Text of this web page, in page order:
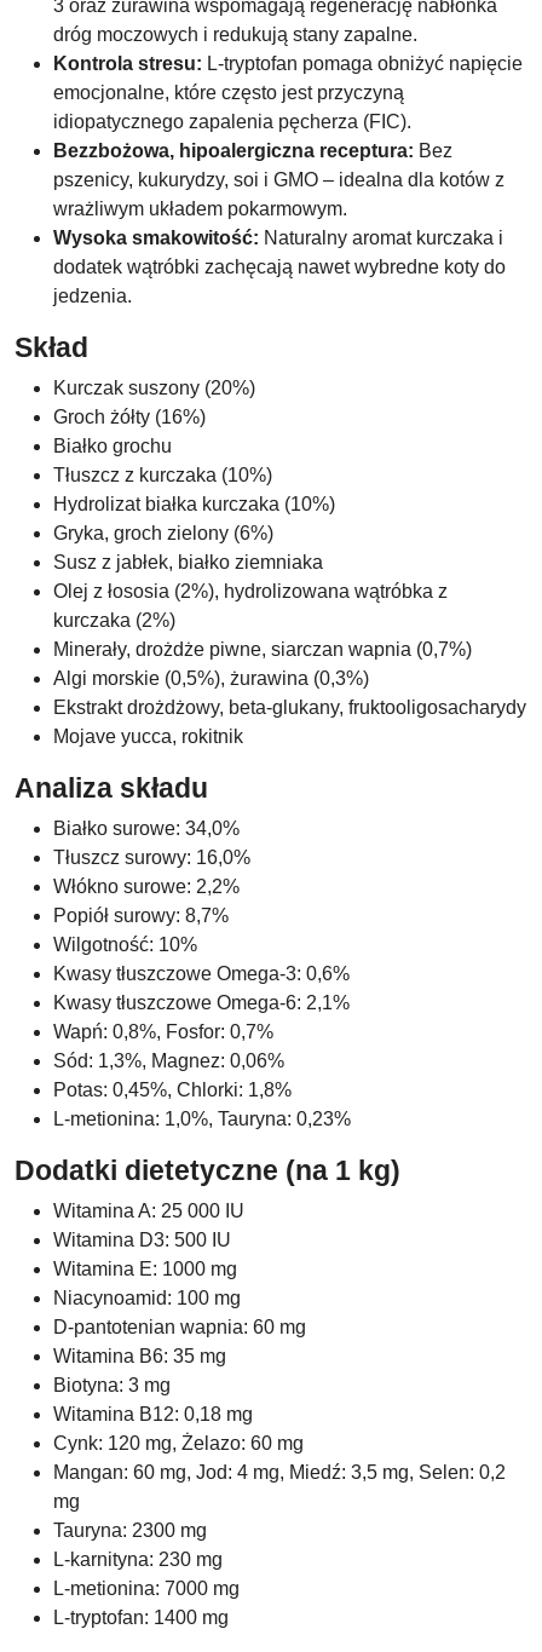
3 oraz żurawina wspomagają regenerację nabłonka
dróg moczowych i redukują stany zapalne.
Kontrola stresu: L-tryptofan pomaga obniżyć napięcie
emocjonalne, które często jest przyczyną
idiopatycznego zapalenia pęcherza (FIC).
Bezzbożowa, hipoalergiczna receptura: Bez
pszenicy, kukurydzy, soi i GMO – idealna dla kotów z
wrażliwym układem pokarmowym.
Wysoka smakowitość: Naturalny aromat kurczaka i
dodatek wątróbki zachęcają nawet wybredne koty do
jedzenia.
Skład
Kurczak suszony (20%)
Groch żółty (16%)
Białko grochu
Tłuszcz z kurczaka (10%)
Hydrolizat białka kurczaka (10%)
Gryka, groch zielony (6%)
Susz z jabłek, białko ziemniaka
Olej z łososia (2%), hydrolizowana wątróbka z
kurczaka (2%)
Minerały, drożdże piwne, siarczan wapnia (0,7%)
Algi morskie (0,5%), żurawina (0,3%)
Ekstrakt drożdżowy, beta-glukany, fruktooligosacharydy
Mojave yucca, rokitnik
Analiza składu
Białko surowe: 34,0%
Tłuszcz surowy: 16,0%
Włókno surowe: 2,2%
Popiół surowy: 8,7%
Wilgotność: 10%
Kwasy tłuszczowe Omega-3: 0,6%
Kwasy tłuszczowe Omega-6: 2,1%
Wapń: 0,8%, Fosfor: 0,7%
Sód: 1,3%, Magnez: 0,06%
Potas: 0,45%, Chlorki: 1,8%
L-metionina: 1,0%, Tauryna: 0,23%
Dodatki dietetyczne (na 1 kg)
Witamina A: 25 000 IU
Witamina D3: 500 IU
Witamina E: 1000 mg
Niacynoamid: 100 mg
D-pantotenian wapnia: 60 mg
Witamina B6: 35 mg
Biotyna: 3 mg
Witamina B12: 0,18 mg
Cynk: 120 mg, Żelazo: 60 mg
Mangan: 60 mg, Jod: 4 mg, Miedź: 3,5 mg, Selen: 0,2
mg
Tauryna: 2300 mg
L-karnityna: 230 mg
L-metionina: 7000 mg
L-tryptofan: 1400 mg